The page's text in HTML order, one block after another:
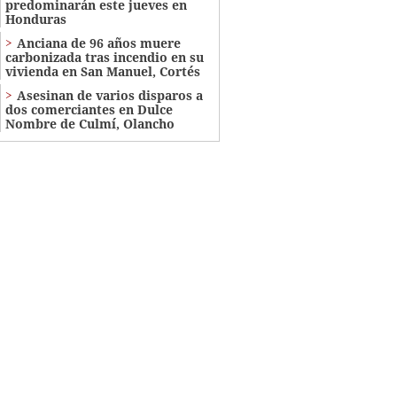
predominarán este jueves en
Honduras
Anciana de 96 años muere
carbonizada tras incendio en su
vivienda en San Manuel, Cortés
Asesinan de varios disparos a
dos comerciantes en Dulce
Nombre de Culmí, Olancho